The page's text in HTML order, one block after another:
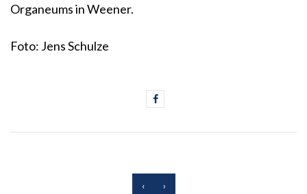
Organeums in Weener.
Foto: Jens Schulze
‹ ›